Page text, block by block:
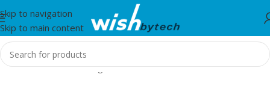
Skip to navigation
Skip to main content
Home/Monitor/Gaming Monitors